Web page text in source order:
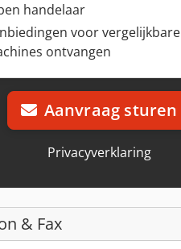
handelaar
voor vergelijkbare
ontvangen
Aanvraag sturen
Privacyverklaring
& Fax